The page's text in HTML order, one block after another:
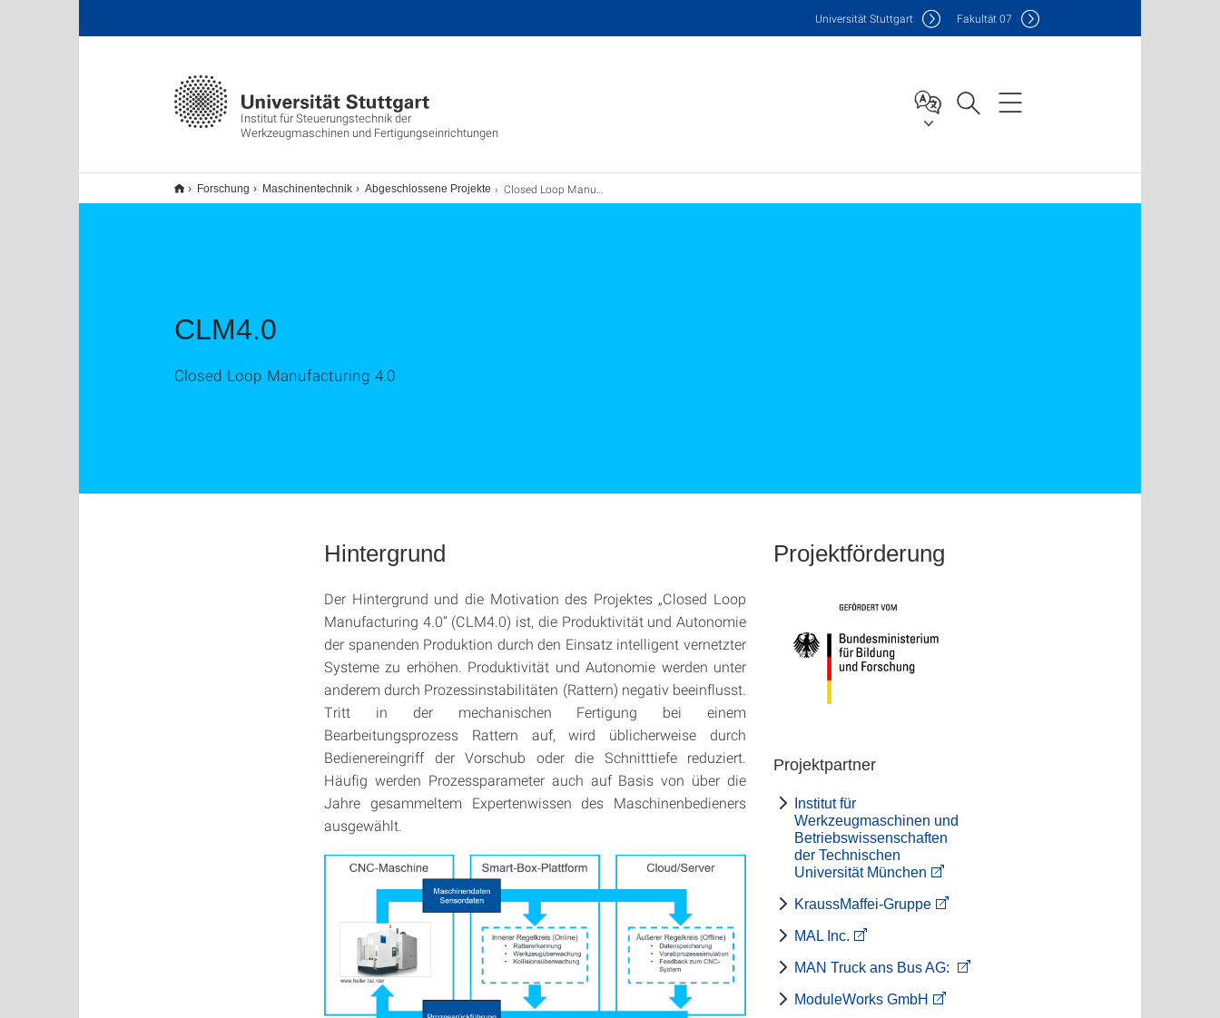
Institut für Steuerungstechnik der
Werkzeugmaschinen und Fertigungseinrichtungen
Universität Stuttgart Fakultät07
Forschung Maschinentechnik Abgeschlossene Projekte Closed Loop Manufacturing 4.0
CLM4.0
Closed Loop Manufacturing 4.0
Projektförderung
Projektpartner
Institut für
Werkzeugmaschinen und
Betriebswissenschaften
der Technischen
Universität München
KraussMaffei-Gruppe
MAL Inc.
MAN Truck ans Bus AG:
ModuleWorks GmbH
Hintergrund
Der Hintergrund und die Motivation des Projektes „Closed Loop
Manufacturing 4.0“ (CLM4.0) ist, die Produktivität und Autonomie
der spanenden Produktion durch den Einsatz intelligent vernetzter
Systeme zu erhöhen. Produktivität und Autonomie werden unter
anderem durch Prozessinstabilitäten (Rattern) negativ beeinflusst.
Tritt in der mechanischen Fertigung bei einem
Bearbeitungsprozess Rattern auf, wird üblicherweise durch
Bedienereingriff der Vorschub oder die Schnitttiefe reduziert.
Häufig werden Prozessparameter auch auf Basis von über die
Jahre gesammeltem Expertenwissen des Maschinenbedieners
ausgewählt.